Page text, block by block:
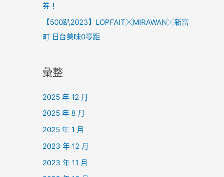
券！
【500趴2023】LOPFAIT╳MIRAWAN╳新富
町 日台美味0零距
彙整
2025 年 12 月
2025 年 8 月
2025 年 1 月
2023 年 12 月
2023 年 11 月